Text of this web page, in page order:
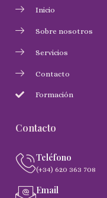
Inicio
Sobre nosotros
Servicios
Contacto
Formación
Contacto
Teléfono
(+34) 620 363 708
Email